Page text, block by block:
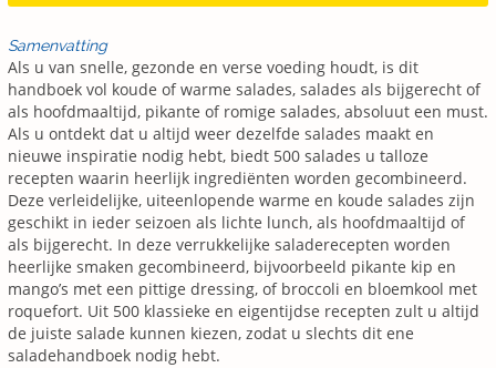
Samenvatting
Als u van snelle, gezonde en verse voeding houdt, is dit
handboek vol koude of warme salades, salades als bijgerecht of
als hoofdmaaltijd, pikante of romige salades, absoluut een must.
Als u ontdekt dat u altijd weer dezelfde salades maakt en
nieuwe inspiratie nodig hebt, biedt 500 salades u talloze
recepten waarin heerlijk ingrediënten worden gecombineerd.
Deze verleidelijke, uiteenlopende warme en koude salades zijn
geschikt in ieder seizoen als lichte lunch, als hoofdmaaltijd of
als bijgerecht. In deze verrukkelijke saladerecepten worden
heerlijke smaken gecombineerd, bijvoorbeeld pikante kip en
mango’s met een pittige dressing, of broccoli en bloemkool met
roquefort. Uit 500 klassieke en eigentijdse recepten zult u altijd
de juiste salade kunnen kiezen, zodat u slechts dit ene
saladehandboek nodig hebt.